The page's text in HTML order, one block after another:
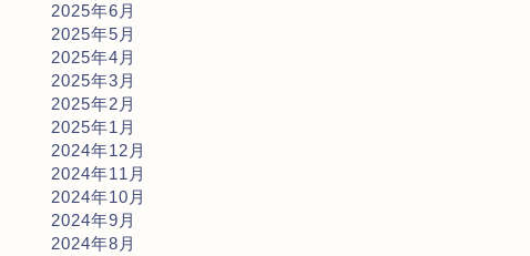
2025年6月
2025年5月
2025年4月
2025年3月
2025年2月
2025年1月
2024年12月
2024年11月
2024年10月
2024年9月
2024年8月